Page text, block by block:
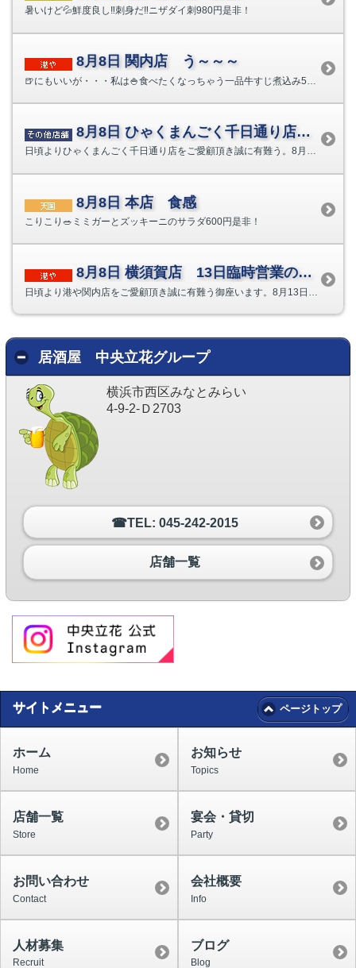
暑いけど💦鮮度良し‼刺身だ‼ニザダイ刺980円是非！
8月8日 関内店 う～～～
8月8日 ひゃくまんごく千日通り店 11日臨時営業のお知らせ！
日頃よりひゃくまんごく千日通り店をご愛顧頂き誠に有難う。8月11日（火）は臨時営業致します。皆様のご来...
8月8日 本店 食感
こりこり🥗ミミガーとズッキーニのサラダ600円是非！
8月8日 横須賀店 13日臨時営業のお知らせ
居酒屋 中央立花グループ
横浜市西区みなとみらい
4-9-2-Ｄ2703
☎TEL: 045-242-2015
店舗一覧
サイトメニュー ページトップ
ホーム
Home
お知らせ
Topics
店舗一覧
Store
宴会・貸切
Party
お問い合わせ
Contact
会社概要
Info
人材募集
Recruit
ブログ
Blog